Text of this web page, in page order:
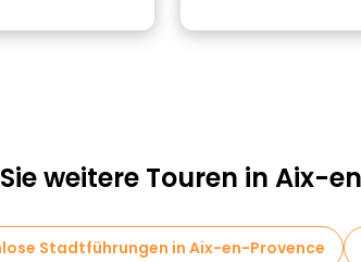
weitere Touren in Aix-
Stadtführungen in Aix-en-Provence